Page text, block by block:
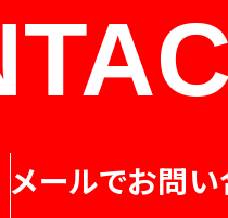
メールでお問